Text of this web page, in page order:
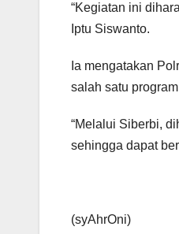
“Kegiatan ini
Iptu Siswanto.
Ia mengatakan
salah satu
“Melalui Siberbi,
sehingga dapat
(syAhrOni)